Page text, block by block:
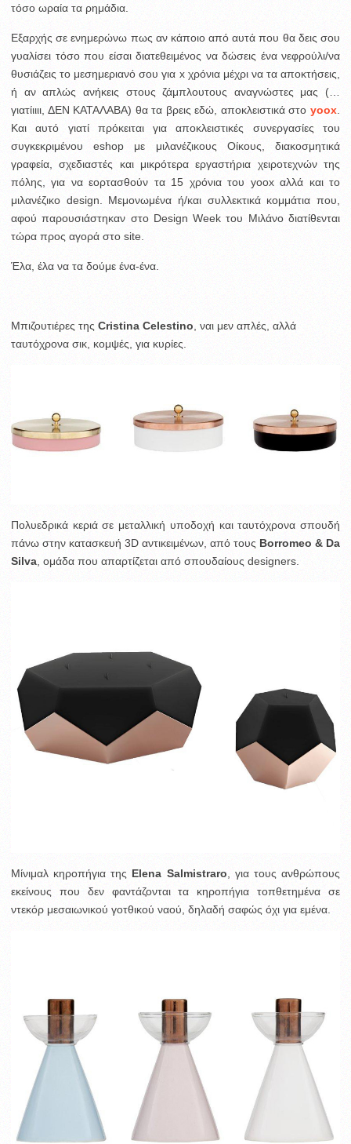
τόσο ωραία τα ρημάδια.
Εξαρχής σε ενημερώνω πως αν κάποιο από αυτά που θα δεις σου
γυαλίσει τόσο που είσαι διατεθειμένος να δώσεις ένα νεφρούλι/να
θυσιάζεις το μεσημεριανό σου για x χρόνια μέχρι να τα αποκτήσεις,
ή αν απλώς ανήκεις στους ζάμπλουτους αναγνώστες μας (…
γιατίιιιι, ΔΕΝ ΚΑΤΑΛΑΒΑ) θα τα βρεις εδώ, αποκλειστικά στο yoox
Και αυτό γιατί πρόκειται για αποκλειστικές συνεργασίες του
συγκεκριμένου eshop με μιλανέζικους Οίκους, διακοσμητικά
γραφεία, σχεδιαστές και μικρότερα εργαστήρια χειροτεχνών της
πόλης, για να εορτασθούν τα 15 χρόνια του yoox αλλά και το
μιλανέζικο design. Μεμονωμένα ή/και συλλεκτικά κομμάτια που,
αφού παρουσιάστηκαν στο Design Week του Μιλάνο διατίθενται
τώρα προς αγορά στο site.
Έλα, έλα να τα δούμε ένα-ένα.
Μπιζουτιέρες της Cristina Celestino , ναι μεν απλές, αλλά
ταυτόχρονα σικ, κομψές, για κυρίες.
Πολυεδρικά κεριά σε μεταλλική υποδοχή και ταυτόχρονα σπουδή
πάνω στην κατασκευή 3D αντικειμένων, από τους Borromeo & Da
Silva , ομάδα που απαρτίζεται από σπουδαίους designers.
Μίνιμαλ κηροπήγια της Elena Salmistraro , για τους ανθρώπους
εκείνους που δεν φαντάζονται τα κηροπήγια τοπθετημένα σε
ντεκόρ μεσαιωνικού γοτθικού ναού, δηλαδή σαφώς όχι για εμένα.